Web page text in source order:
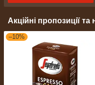
Акційні пропозиції та
–10%